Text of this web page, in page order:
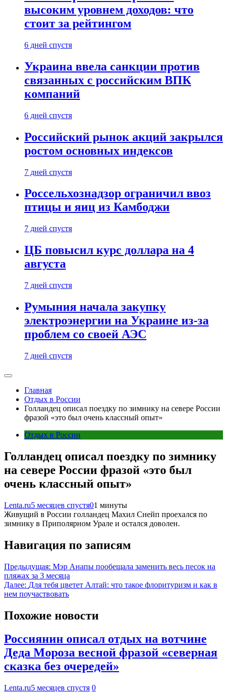
высоким уровнем доходов: что
стоит за рейтингом
6 дней спустя
Украина ввела санкции против
связанных с российским ВПК
компаний
6 дней спустя
Российский рынок акций закрылся
ростом основных индексов
7 дней спустя
Россельхознадзор ограничил ввоз
птицы и яиц из Камбоджи
7 дней спустя
ЦБ повысил курс доллара на 4
августа
7 дней спустя
Румыния начала закупку
электроэнергии на Украине из-за
проблем со своей АЭС
7 дней спустя
Главная
Отдых в России
Голландец описал поездку по зимнику на севере России
фразой «это был очень классный опыт»
Отдых в России
Голландец описал поездку по зимнику
на севере России фразой «это был
очень классный опыт»
Lenta.ru5 месяцев спустя01 минуты
Живущий в России голландец Махил Снейп проехался по
зимнику в Приполярном Урале и остался доволен.
Навигация по записям
Предыдущая: Мэр Анапы пообещала заменить весь песок на
пляжах за 3 месяца
Далее: Для тебя цветет Алтай: что такое флоритуризм и как в
нем поучаствовать
Похожие новости
Россиянин описал отдых на вотчине
Деда Мороза весной фразой «северная
сказка без очередей»
Lenta.ru5 месяцев спустя 0